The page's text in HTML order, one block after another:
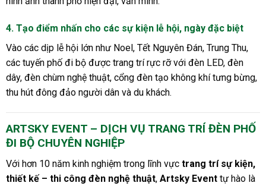
4. Tạo điểm nhấn cho các sự kiện lễ hội, ngày đặc biệt
Vào các dịp lễ hội lớn như Noel, Tết Nguyên Đán, Trung Thu,
các tuyến phố đi bộ được trang trí rực rỡ với đèn LED, đèn
dây, đèn chùm nghệ thuật, cổng đèn tạo không khí tưng bừng,
thu hút đông đảo người dân và du khách.
ARTSKY EVENT – DỊCH VỤ TRANG TRÍ ĐÈN PHỐ
ĐI BỘ CHUYÊN NGHIỆP
Với hơn 10 năm kinh nghiệm trong lĩnh vực trang trí sự kiện,
thiết kế – thi công đèn nghệ thuật, Artsky Eventtự hào là